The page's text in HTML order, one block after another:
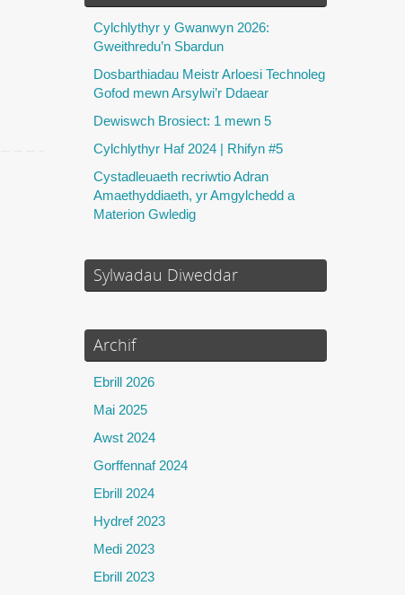
Cylchlythyr y Gwanwyn 2026:
Gweithredu’n Sbardun
Dosbarthiadau Meistr Arloesi Technoleg
Gofod mewn Arsylwi’r Ddaear
Dewiswch Brosiect: 1 mewn 5
Cylchlythyr Haf 2024 | Rhifyn #5
Cystadleuaeth recriwtio Adran
Amaethyddiaeth, yr Amgylchedd a
Materion Gwledig
Sylwadau Diweddar
Archif
Ebrill 2026
Mai 2025
Awst 2024
Gorffennaf 2024
Ebrill 2024
Hydref 2023
Medi 2023
Ebrill 2023